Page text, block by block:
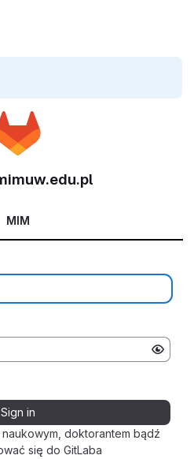
doktorantem bądź
się do GitLaba
MIM
Sign in